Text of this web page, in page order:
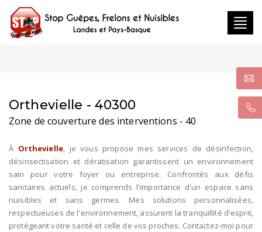
Orthevielle - 40300
Zone de couverture des interventions - 40
À Orthevielle, je vous propose mes services de désinfection,
désinsectisation et dératisation garantissent un environnement
sain pour votre foyer ou entreprise. Confrontés aux défis
sanitaires actuels, je comprends l'importance d'un espace sans
nuisibles et sans germes. Mes solutions personnalisées,
respectueuses de l'environnement, assurent la tranquillité d'esprit,
protégeant votre santé et celle de vos proches. Contactez-moi pour